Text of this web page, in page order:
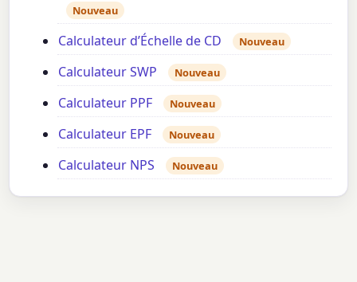
Nouveau
Calculateur d’Échelle de CD Nouveau
Calculateur SWP Nouveau
Calculateur PPF Nouveau
Calculateur EPF Nouveau
Calculateur NPS Nouveau